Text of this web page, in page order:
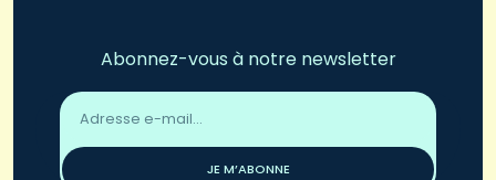
Abonnez-vous à notre newsletter
Adresse
email
JE M’ABONNE